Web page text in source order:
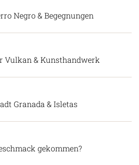
Negro & Begegnungen
Vulkan & Kunsthandwerk
Granada & Isletas
gekommen?